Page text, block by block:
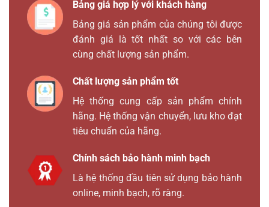
Bảng giá hợp lý với khách hàng
Bảng giá sản phẩm của chúng tôi được
đánh giá là tốt nhất so với các bên
cùng chất lượng sản phẩm.
Chất lượng sản phẩm tốt
Hệ thống cung cấp sản phẩm chính
hãng. Hệ thống vận chuyển, lưu kho đạt
tiêu chuẩn của hãng.
Chính sách bảo hành minh bạch
Là hệ thống đầu tiên sử dụng bảo hành
online, minh bạch, rõ ràng.